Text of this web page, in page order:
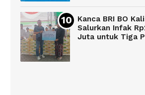
Kanca BRI BO
Salurkan Infak
Juta untuk Tiga